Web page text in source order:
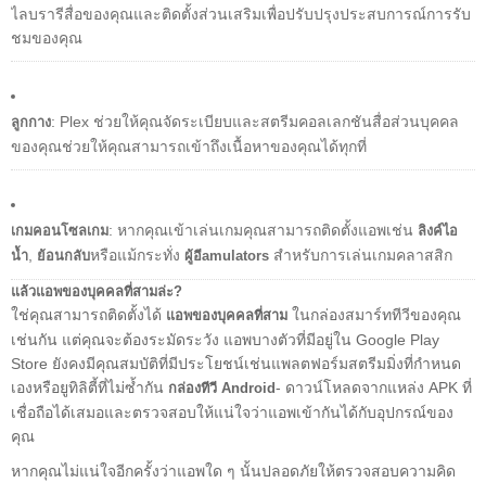
ไลบรารีสื่อของคุณและติดตั้งส่วนเสริมเพื่อปรับปรุงประสบการณ์การรับ
ชมของคุณ
ลูกกาง: Plex ช่วยให้คุณจัดระเบียบและสตรีมคอลเลกชันสื่อส่วนบุคคล
ของคุณช่วยให้คุณสามารถเข้าถึงเนื้อหาของคุณได้ทุกที่
เกมคอนโซลเกม: หากคุณเข้าเล่นเกมคุณสามารถติดตั้งแอพเช่น ลิงค์ไอ
น้ำ ย้อนกลับหรือแม้กระทั่ง ผู้อีamulators สำหรับการเล่นเกมคลาสสิก
แล้วแอพของบุคคลที่สามล่ะ?
ใช่คุณสามารถติดตั้งได้ แอพของบุคคลที่สาม ในกล่องสมาร์ททีวีของคุณ
เช่นกัน แต่คุณจะต้องระมัดระวัง แอพบางตัวที่มีอยู่ใน Google Play
Store ยังคงมีคุณสมบัติที่มีประโยชน์เช่นแพลตฟอร์มสตรีมมิ่งที่กำหนด
เองหรือยูทิลิตี้ที่ไม่ซ้ำกัน กล่องทีวี Android- ดาวน์โหลดจากแหล่ง APK ที่
เชื่อถือได้เสมอและตรวจสอบให้แน่ใจว่าแอพเข้ากันได้กับอุปกรณ์ของ
คุณ
หากคุณไม่แน่ใจอีกครั้งว่าแอพใด ๆ นั้นปลอดภัยให้ตรวจสอบความคิด